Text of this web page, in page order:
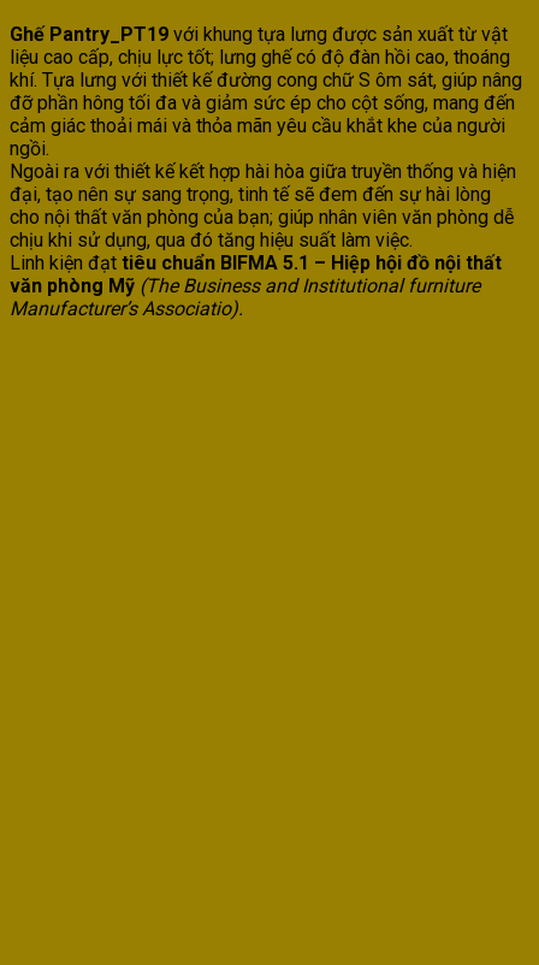
Ghế Pantry_PT19 với khung tựa lưng được sản xuất từ vật
liệu cao cấp, chịu lực tốt; lưng ghế có độ đàn hồi cao, thoáng
khí. Tựa lưng với thiết kế đường cong chữ S ôm sát, giúp nâng
đỡ phần hông tối đa và giảm sức ép cho cột sống, mang đến
cảm giác thoải mái và thỏa mãn yêu cầu khắt khe của người
ngồi.
Ngoài ra với thiết kế kết hợp hài hòa giữa truyền thống và hiện
đại, tạo nên sự sang trọng, tinh tế sẽ đem đến sự hài lòng
cho nội thất văn phòng của bạn; giúp nhân viên văn phòng dễ
chịu khi sử dụng, qua đó tăng hiệu suất làm việc.
Linh kiện đạt tiêu chuẩn BIFMA 5.1 – Hiệp hội đồ nội thất
văn phòng Mỹ (The Business and Institutional furniture
Manufacturer’s Associatio).